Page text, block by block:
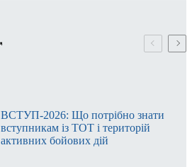
ВСТУП-2026: Що потрібно знати
вступникам із ТОТ і територій
активних бойових дій